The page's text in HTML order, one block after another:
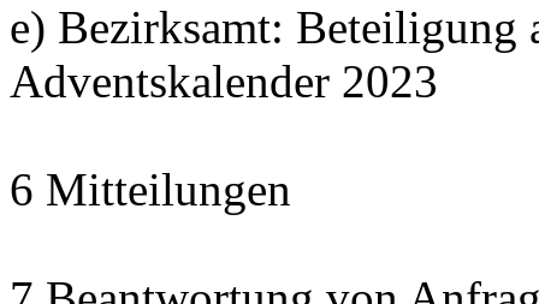
e) Bezirksamt: Beteiligung
Adventskalender 2023
6 Mitteilungen